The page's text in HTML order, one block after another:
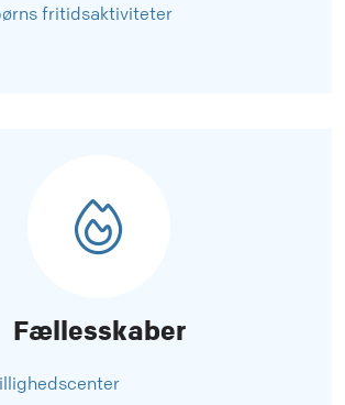
fritidsaktiviteter
Fællesskaber